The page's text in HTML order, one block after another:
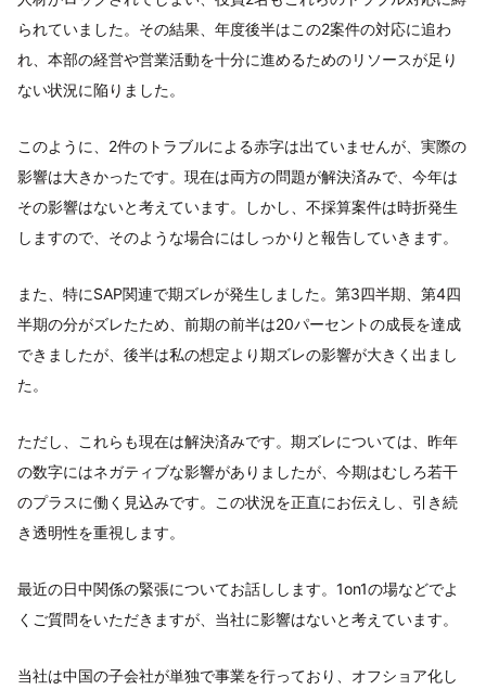
られていました。その結果、年度後半はこの2案件の対応に追わ
れ、本部の経営や営業活動を十分に進めるためのリソースが足り
ない状況に陥りました。
このように、2件のトラブルによる赤字は出ていませんが、実際の
影響は大きかったです。現在は両方の問題が解決済みで、今年は
その影響はないと考えています。しかし、不採算案件は時折発生
しますので、そのような場合にはしっかりと報告していきます。
また、特にSAP関連で期ズレが発生しました。第3四半期、第4四
半期の分がズレたため、前期の前半は20パーセントの成長を達成
できましたが、後半は私の想定より期ズレの影響が大きく出まし
た。
ただし、これらも現在は解決済みです。期ズレについては、昨年
の数字にはネガティブな影響がありましたが、今期はむしろ若干
のプラスに働く見込みです。この状況を正直にお伝えし、引き続
き透明性を重視します。
最近の日中関係の緊張についてお話しします。1on1の場などでよ
くご質問をいただきますが、当社に影響はないと考えています。
当社は中国の子会社が単独で事業を行っており、オフショア化し